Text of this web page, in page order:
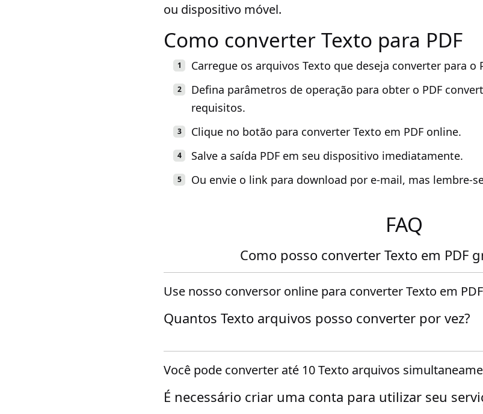
ou dispositivo móvel.
Como converter Texto para PDF
Carregue os arquivos Texto que deseja converter para o
Defina parâmetros de operação para obter o PDF
requisitos.
Clique no botão para converter Texto em PDF online.
Salve a saída PDF em seu dispositivo imediatamente.
Ou envie o link para download por e-mail, mas lembre-
FAQ
Como posso converter Texto em PDF
Use nosso conversor online para converter Texto em
Quantos Texto arquivos posso converter por vez?
Você pode converter até 10 Texto arquivos
É necessário criar uma conta para utilizar seu